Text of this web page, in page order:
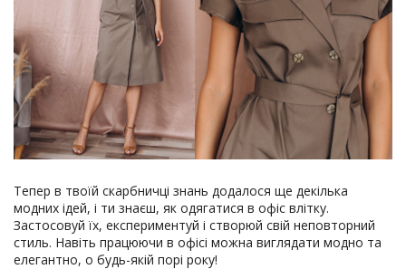
Тепер в твоїй скарбничці знань додалося ще декілька
модних ідей, і ти знаєш, як одягатися в офіс влітку.
Застосовуй їх, експериментуй і створюй свій неповторний
стиль. Навіть працюючи в офісі можна виглядати модно та
елегантно, о будь-якій порі року!